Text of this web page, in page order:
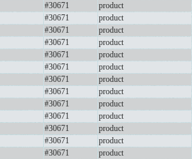
#30671 product
#30671 product
#30671 product
#30671 product
#30671 product
#30671 product
#30671 product
#30671 product
#30671 product
#30671 product
#30671 product
#30671 product
#30671 product